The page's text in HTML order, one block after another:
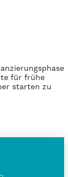
für frühe
starten zu